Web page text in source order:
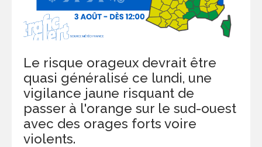
Le risque orageux devrait être
quasi généralisé ce lundi, une
vigilance jaune risquant de
passer à l'orange sur le sud-ouest
avec des orages forts voire
violents.